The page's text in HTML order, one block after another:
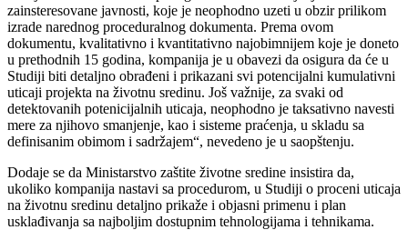
zainsteresovane javnosti, koje je neophodno uzeti u obzir prilikom
izrade narednog proceduralnog dokumenta. Prema ovom
dokumentu, kvalitativno i kvantitativno najobimnijem koje je doneto
u prethodnih 15 godina, kompanija je u obavezi da osigura da će u
Studiji biti detaljno obrađeni i prikazani svi potencijalni kumulativni
uticaji projekta na životnu sredinu. Još važnije, za svaki od
detektovanih potenicijalnih uticaja, neophodno je taksativno navesti
mere za njihovo smanjenje, kao i sisteme praćenja, u skladu sa
definisanim obimom i sadržajem“, nevedeno je u saopštenju.
Dodaje se da Ministarstvo zaštite životne sredine insistira da,
ukoliko kompanija nastavi sa procedurom, u Studiji o proceni uticaja
na životnu sredinu detaljno prikaže i objasni primenu i plan
usklađivanja sa najboljim dostupnim tehnologijama i tehnikama.